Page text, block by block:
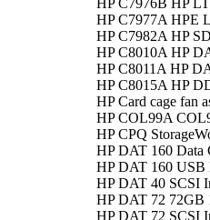
HP C7976B HP
HP C7977A HPE
HP C7982A HP
HP C8010A HP
HP C8011A HP
HP C8015A HP
HP Card cage fan
HP COL99A
HP CPQ
HP DAT 160 Data
HP DAT 160 USB
HP DAT 40 SCSI
HP DAT 72 72GB
HP DAT 72 SCSI